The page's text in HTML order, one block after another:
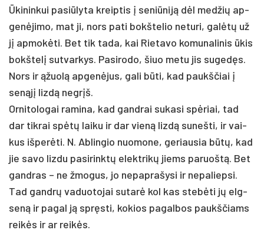
Ūki­nin­kui pa­si­ūly­ta kreip­tis į se­niū­niją dėl med­žių ap­
genė­ji­mo, mat ji, nors pa­ti bokš­te­lio ne­tu­ri, galėtų už
jį ap­mokė­ti. Bet tik ta­da, kai Rie­ta­vo ko­mu­na­li­nis ūkis
bokš­telį su­tvar­kys. Pa­si­ro­do, šiuo me­tu jis su­gedęs.
Nors ir ąžuolą ap­genė­jus, ga­li būti, kad paukš­čiai į
senąjį lizdą ne­grįš.
Or­ni­to­lo­gai ra­mi­na, kad gand­rai su­ka­si spėriai, tad
dar tik­rai spėtų lai­ku ir dar vieną lizdą su­neš­ti, ir vai­
kus iš­perė­ti. N. Ab­lin­gio nuo­mo­ne, ge­riau­sia būtų, kad
jie sa­vo liz­du pa­si­rinktų elekt­rikų jiems pa­ruoštą. Bet
gand­ras – ne žmo­gus, jo ne­pap­ra­šy­si ir ne­pa­liep­si.
Tad gandrų va­duo­to­jai su­tarė kol kas stebė­ti jų elg­
seną ir pa­gal ją spręsti, ko­kios pa­gal­bos paukš­čiams
reikės ir ar reikės.